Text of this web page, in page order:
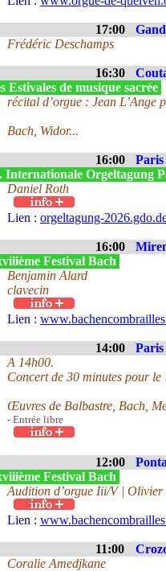
17:00
Frédéric Deschamps
16:30
Estivales de musique sacrée
récital d’orgue : Jean L’Ange
Bach, Widor...
16:00 Paris
Internationale Orgeltagung
Daniel Roth
Lien : orgeltagung-
16:00
Festival Bach
Benjamin Alard
clavecin
Lien :
14:00 Paris
A 14h00.
Concert de 30 minutes pour
Œuvres de Balbastre, Bach,
- Entrée libre
12:00
Festival Bach
Audition d’orgue Iii/V | Olivier
Lien :
11:00
Coralie Amedjkane